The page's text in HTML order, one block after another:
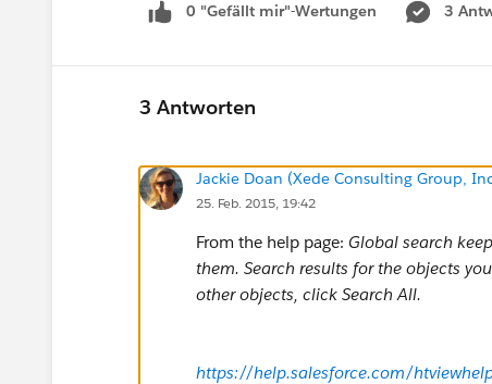
0 "Gefällt mir"-Wertungen 3
3 Antworten
Jackie Doan (Xede Consulting Group,
25. Feb. 2015, 19:42
From the help page: Global search
them. Search results for the objects
other objects, click Search All.
https://help.salesforce.com/